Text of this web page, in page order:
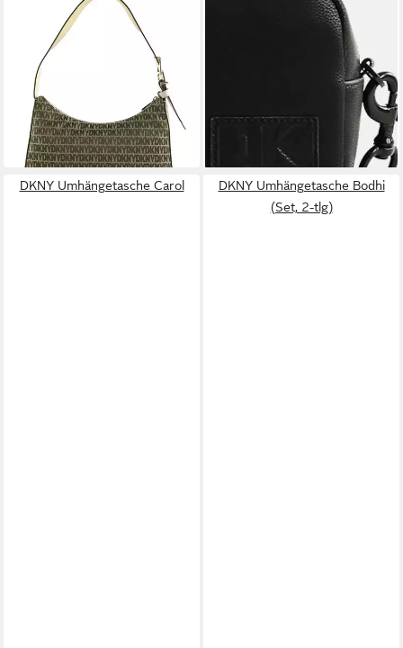
Schultertasche Deena
138,60 €
210,00 €
-34%
lieferbar - in 2-3 Werktagen bei dir
Handtasche Tasche KENZA
Umhängetasche (1-tlg)
195,00 €
lieferbar - in 2-3 Werktagen bei dir
DKNY Umhängetasche Carol
DKNY Umhängetasche Bodhi
(Set, 2-tlg)